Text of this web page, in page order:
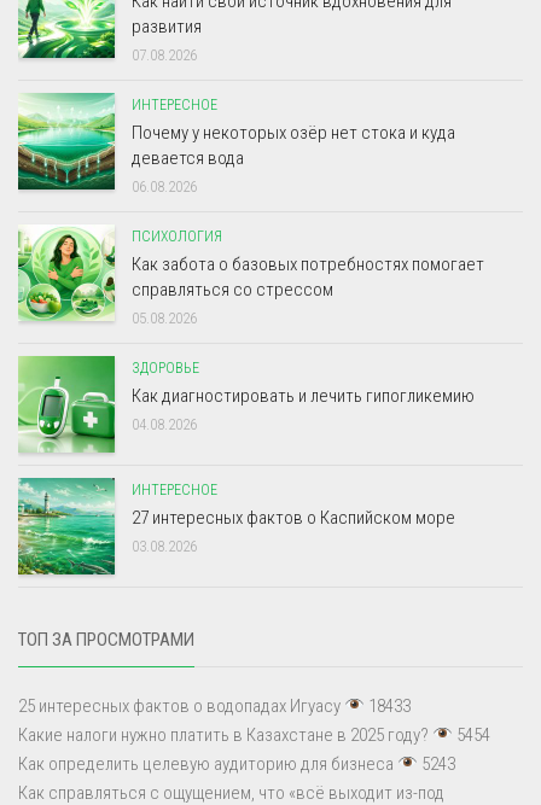
развития
07.08.2026
ИНТЕРЕСНОЕ
Почему у некоторых озёр нет стока и куда
девается вода
06.08.2026
ПСИХОЛОГИЯ
Как забота о базовых потребностях помогает
справляться со стрессом
05.08.2026
ЗДОРОВЬЕ
Как диагностировать и лечить гипогликемию
04.08.2026
ИНТЕРЕСНОЕ
27 интересных фактов о Каспийском море
03.08.2026
ТОП ЗА ПРОСМОТРАМИ
25 интересных фактов о водопадах Игуасу
18433
Какие налоги нужно платить в Казахстане в 2025 году?
5454
Как определить целевую аудиторию для бизнеса
5243
Как справляться с ощущением, что «всё выходит из-под